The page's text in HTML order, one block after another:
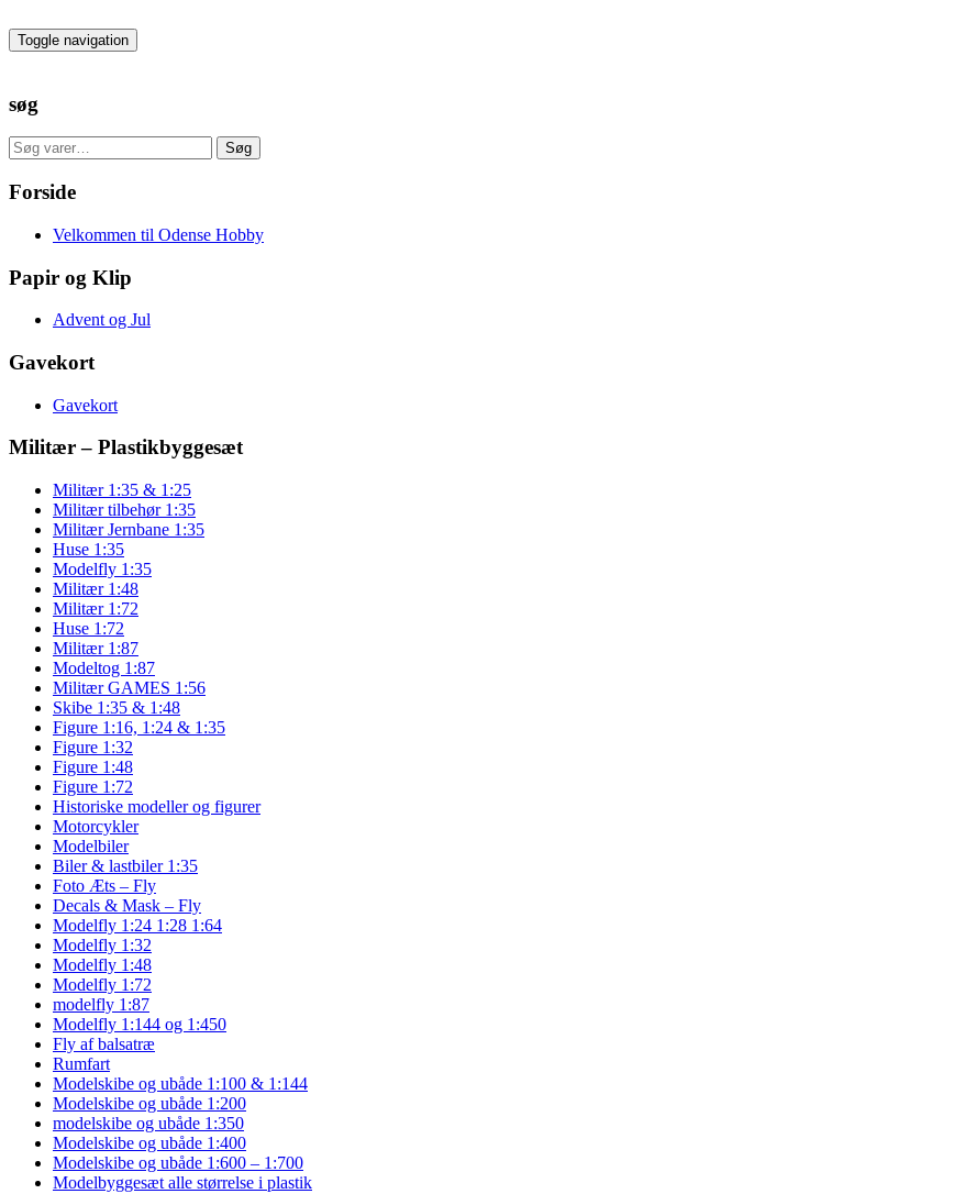
to
the
Toggle navigation
søg
Søg
efter:
Søg
Forside
Velkommen til Odense Hobby
Papir og Klip
Advent og Jul
Gavekort
Gavekort
Militær – Plastikbyggesæt
Militær 1:35 & 1:25
Militær tilbehør 1:35
Militær Jernbane 1:35
Huse 1:35
Modelfly 1:35
Militær 1:48
Militær 1:72
Huse 1:72
Militær 1:87
Modeltog 1:87
Militær GAMES 1:56
Skibe 1:35 & 1:48
Figure 1:16, 1:24 & 1:35
Figure 1:32
Figure 1:48
Figure 1:72
Historiske modeller og figurer
Motorcykler
Modelbiler
Biler & lastbiler 1:35
Foto Æts – Fly
Decals & Mask – Fly
Modelfly 1:24 1:28 1:64
Modelfly 1:32
Modelfly 1:48
Modelfly 1:72
modelfly 1:87
Modelfly 1:144 og 1:450
Fly af balsatræ
Rumfart
Modelskibe og ubåde 1:100 & 1:144
Modelskibe og ubåde 1:200
modelskibe og ubåde 1:350
Modelskibe og ubåde 1:400
Modelskibe og ubåde 1:600 – 1:700
Modelbyggesæt alle størrelse i plastik